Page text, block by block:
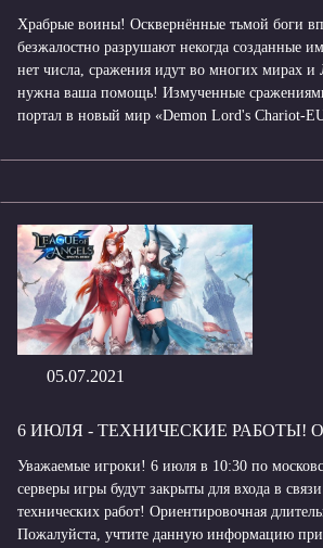
Храбрые воины! Осквернённые тьмой боги
безжалостно разрушают некогда созданные
нет числа, сражения идут во многих мирах и
нужна ваша помощь! Измученные
портал в новый мир «Demon Lord's Chariot-
05.07.2021
6 ИЮЛЯ - ТЕХНИЧЕСКИЕ РАБОТЫ!
Уважаемые игроки! 6 июля в 10:30 по
серверы игры будут закрыты для входа в
технических работ! Ориентировочная
Пожалуйста, учтите данную информацию